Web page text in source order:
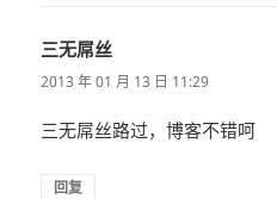
三无屌丝
道：
2013 年 01 月 13 日 11:29
三无屌丝路过，博客不错呵
回复